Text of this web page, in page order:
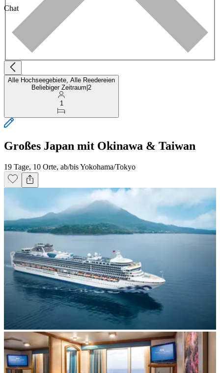
Chat
Alle Hochseegebiete, Alle Reedereien
Beliebiger Zeitraum 2
1
Großes Japan mit Okinawa & Taiwan
19 Tage, 10 Orte, ab/bis Yokohama/Tokyo